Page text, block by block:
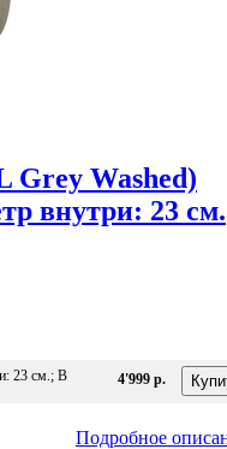
Grey Washed)
внутри: 23 см.
23 см.; В
4'999 р.
Подробное